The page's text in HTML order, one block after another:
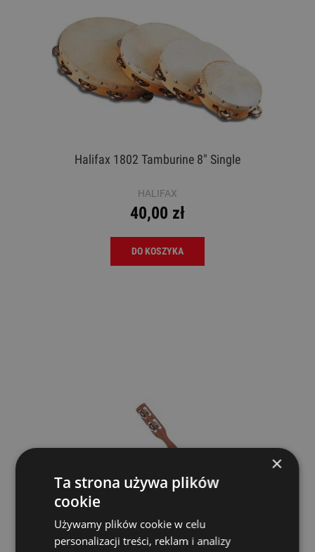
Halifax 1802 Tamburine 8" Single
HALIFAX
40,00 zł
DO KOSZYKA
×
Ta strona używa plików
cookie
Używamy plików cookie w celu
personalizacji treści, reklam i analizy